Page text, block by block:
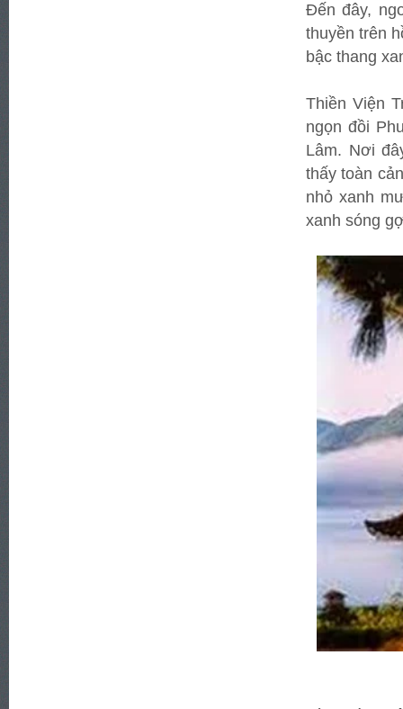
Đến đây,
thuyền trên
bậc thang
Thiền Viện
ngọn đồi
Lâm. Nơi
thấy toàn
nhỏ xanh
xanh sóng